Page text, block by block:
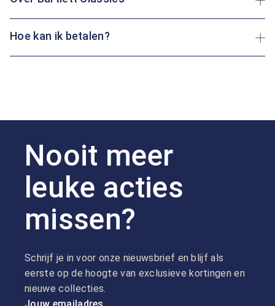
Hoe kan ik betalen?
Nooit meer
leuke acties
missen?
Schrijf je in voor onze nieuwsbrief en blijf als
eerste op de hoogte van exclusieve kortingen en
nieuwe collecties.